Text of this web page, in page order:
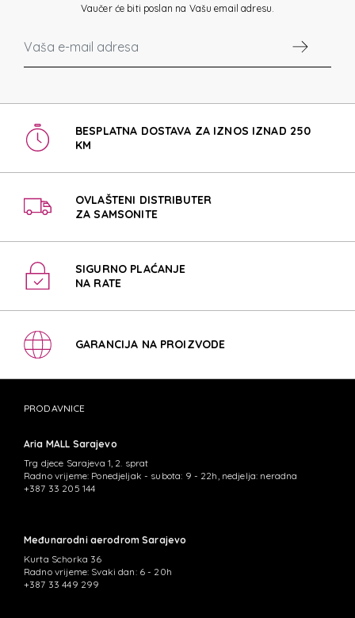
Vaučer će biti poslan na Vašu email adresu.
BESPLATNA DOSTAVA ZA IZNOS IZNAD 250
KM
OVLAŠTENI DISTRIBUTER
ZA SAMSONITE
SIGURNO PLAĆANJE
NA RATE
GARANCIJA NA PROIZVODE
PRODAVNICE
Aria MALL Sarajevo
Trg djece Sarajeva 1, 2. sprat
Radno vrijeme: Ponedjeljak - subota: 9 - 22h, nedjelja: neradna
+387 33 205 144
Međunarodni aerodrom Sarajevo
Kurta Schorka 36
Radno vrijeme: Svaki dan: 6 - 20h
+387 33 449 299